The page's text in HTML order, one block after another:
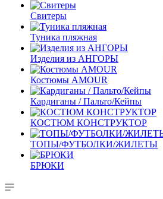
Свитеры
Туника пляжная
Изделия из АНГОРЫ
Костюмы AMOUR
Кардиганы / Пальто/Кейпы
КОСТЮМ КОНСТРУКТОР
ТОПЫ/ФУТБОЛКИ/ЖИЛЕТЫ
БРЮКИ